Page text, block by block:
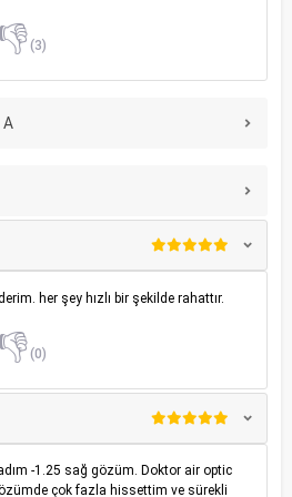
👎(3)
A
her şey hızlı bir şekilde rahattır.
👎(0)
-1.25 sağ gözüm. Doktor air optic
çok fazla hissettim ve sürekli